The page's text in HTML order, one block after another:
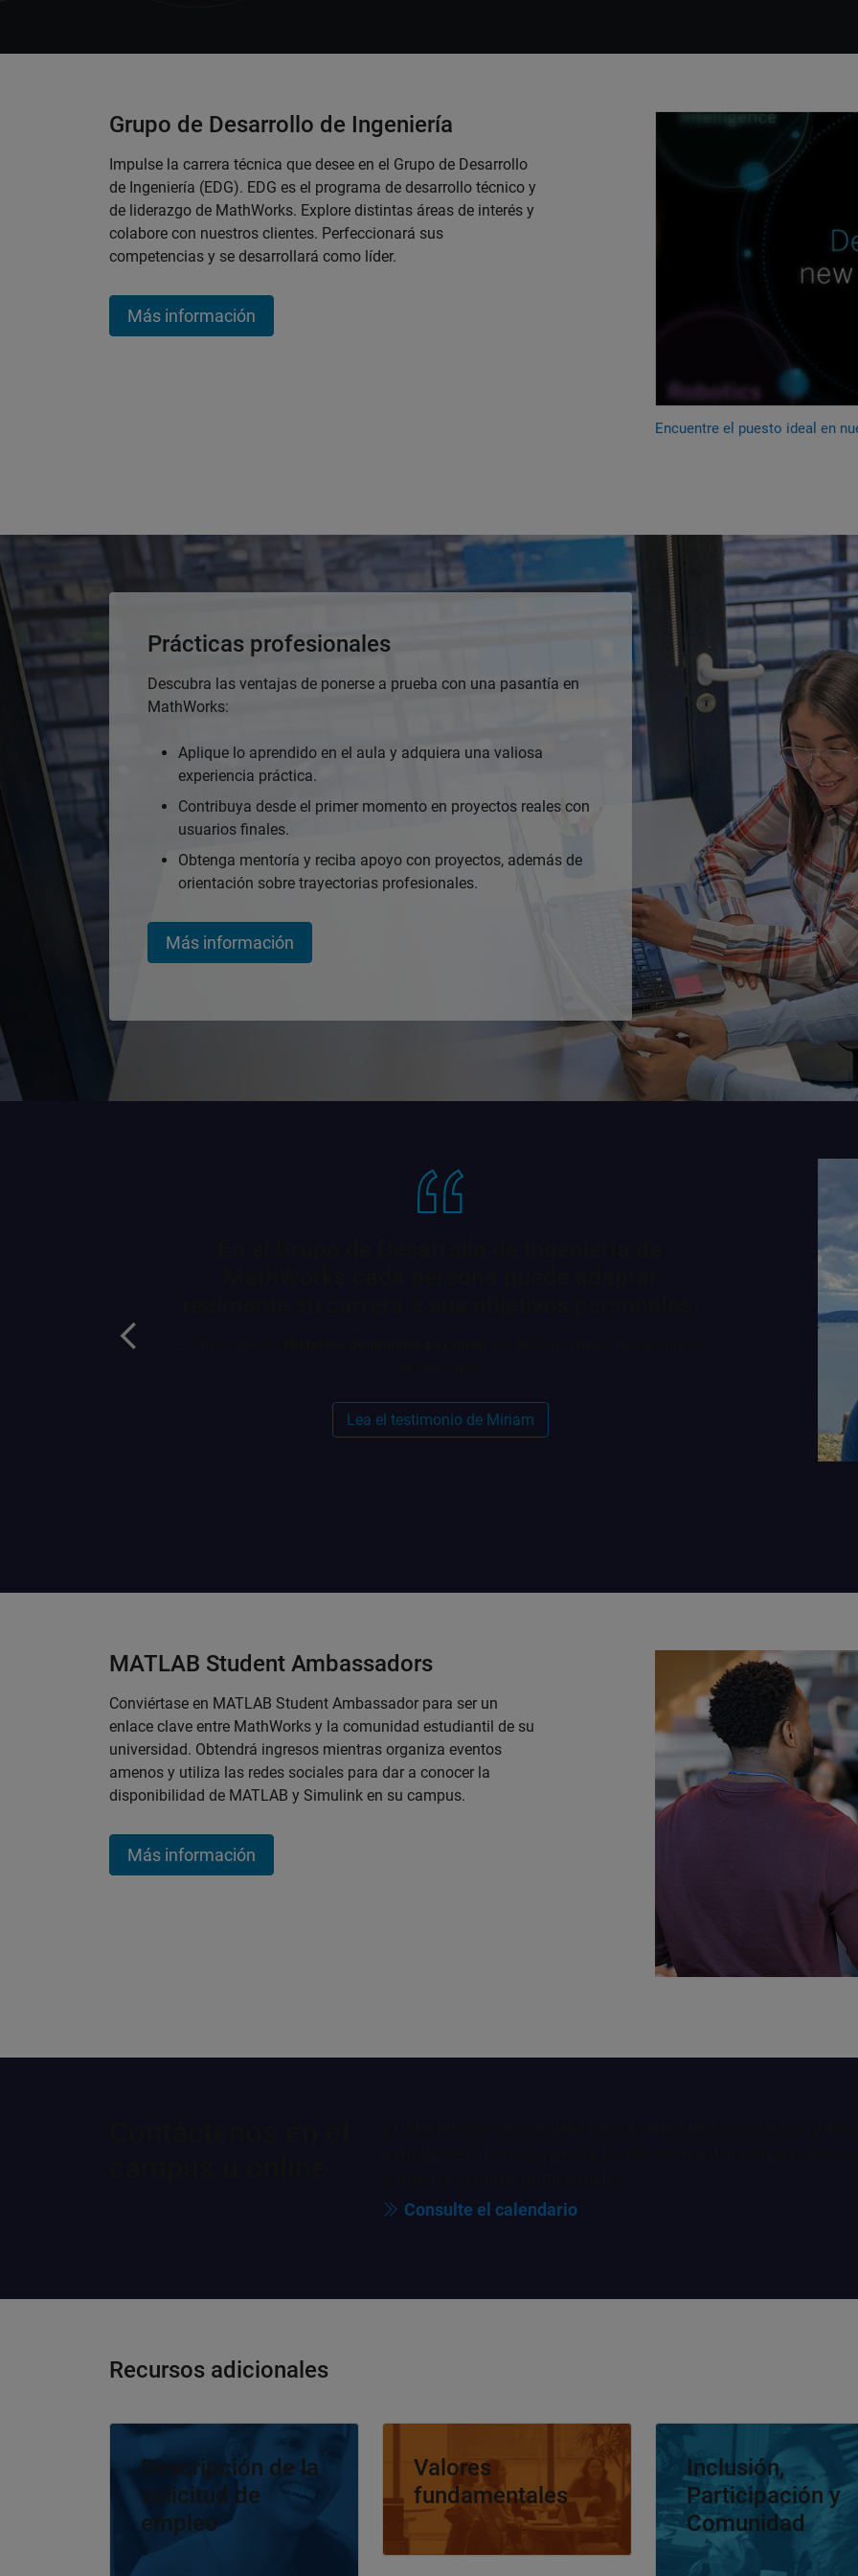
Grupo de Desarrollo de Ingeniería
Impulse la carrera técnica que desee en el Grupo de Desarrollo
de Ingeniería (EDG). EDG es el programa de desarrollo técnico y
de liderazgo de MathWorks. Explore distintas áreas de interés y
colabore con nuestros clientes. Perfeccionará sus
competencias y se desarrollará como líder.
Más información
Encuentre el puesto ideal en
Encuentre el puesto ideal en
Prácticas profesionales
Descubra las ventajas de ponerse a prueba con una pasantía en
MathWorks:
Aplique lo aprendido en el aula y adquiera una valiosa
experiencia práctica.
Contribuya desde el primer momento en proyectos reales con
usuarios finales.
Obtenga mentoría y reciba apoyo con proyectos, además de
orientación sobre trayectorias profesionales.
Más información
Lea el testimonio de Miriam
MATLAB Student Ambassadors
Conviértase en MATLAB Student Ambassador para ser un
enlace clave entre MathWorks y la comunidad estudiantil de su
universidad. Obtendrá ingresos mientras organiza eventos
amenos y utiliza las redes sociales para dar a conocer la
disponibilidad de MATLAB y Simulink en su campus.
Más información
Consulte el calendario
Recursos adicionales
Navegación de panel
Descripción de la
solicitud de
empleo
Valores
fundamentales
Inclusión,
Participación y
Comunidad